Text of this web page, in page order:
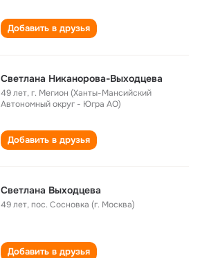
Добавить в друзья
Светлана Никанорова-Выходцева
49 лет,г. Мегион (Ханты-Мансийский
Автономный округ - Югра АО)
Добавить в друзья
Светлана Выходцева
49 лет,пос. Сосновка (г. Москва)
Добавить в друзья